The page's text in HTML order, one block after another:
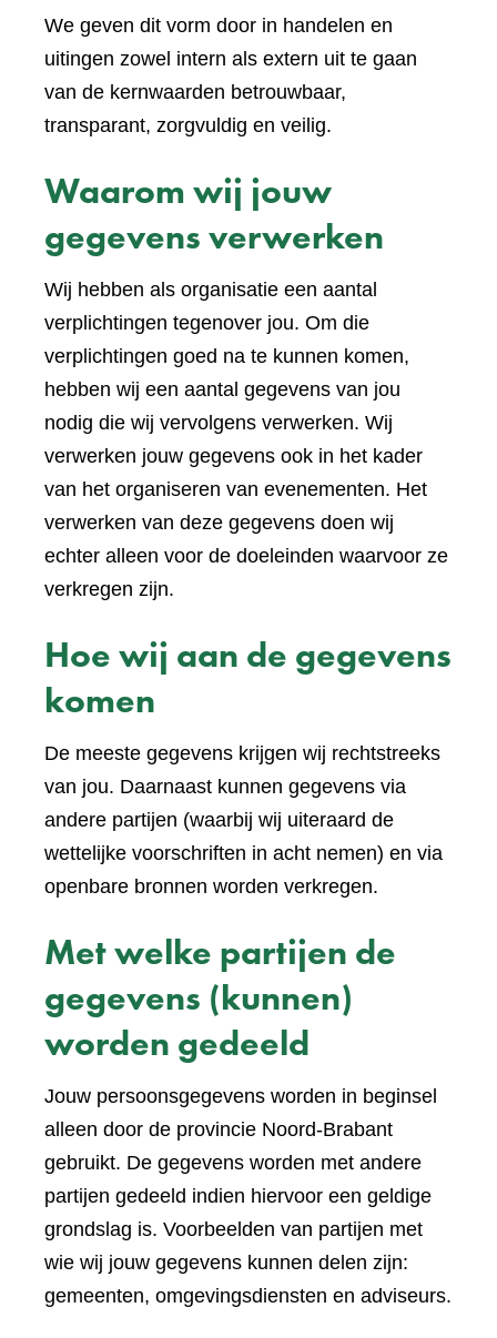
We geven dit vorm door in handelen en
uitingen zowel intern als extern uit te gaan
van de kernwaarden betrouwbaar,
transparant, zorgvuldig en veilig.
Waarom wij jouw
gegevens verwerken
Wij hebben als organisatie een aantal
verplichtingen tegenover jou. Om die
verplichtingen goed na te kunnen komen,
hebben wij een aantal gegevens van jou
nodig die wij vervolgens verwerken. Wij
verwerken jouw gegevens ook in het kader
van het organiseren van evenementen. Het
verwerken van deze gegevens doen wij
echter alleen voor de doeleinden waarvoor ze
verkregen zijn.
Hoe wij aan de gegevens
komen
De meeste gegevens krijgen wij rechtstreeks
van jou. Daarnaast kunnen gegevens via
andere partijen (waarbij wij uiteraard de
wettelijke voorschriften in acht nemen) en via
openbare bronnen worden verkregen.
Met welke partijen de
gegevens (kunnen)
worden gedeeld
Jouw persoonsgegevens worden in beginsel
alleen door de provincie Noord-Brabant
gebruikt. De gegevens worden met andere
partijen gedeeld indien hiervoor een geldige
grondslag is. Voorbeelden van partijen met
wie wij jouw gegevens kunnen delen zijn:
gemeenten, omgevingsdiensten en adviseurs.